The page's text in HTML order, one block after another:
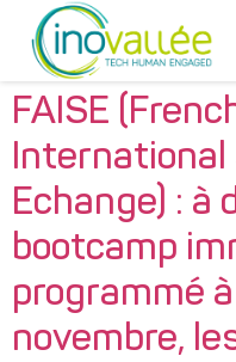
FAISE
Echange) : à
bootcamp
programmé
novembre,